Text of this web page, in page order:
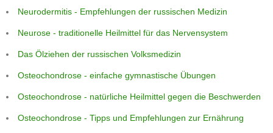
Neurodermitis - Empfehlungen der russischen Medizin
Neurose - traditionelle Heilmittel für das Nervensystem
Das Ölziehen der russischen Volksmedizin
Osteochondrose - einfache gymnastische Übungen
Osteochondrose - natürliche Heilmittel gegen die Beschwerden
Osteochondrose - Tipps und Empfehlungen zur Ernährung